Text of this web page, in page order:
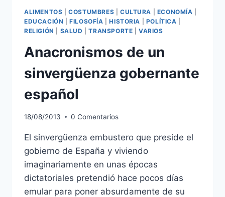
ALIMENTOS |COSTUMBRES CULTURA ECONOMÍA
EDUCACIÓN |FILOSOFÍA |HISTORIA POLÍTICA
RELIGIÓN
SALUD |TRANSPORTE |VARIOS
Anacronismos de un
sinvergüenza gobernante
español
18/08/2013 0 Comentarios
El sinvergüenza embustero que preside el
gobierno de España y viviendo
imaginariamente en unas épocas
dictatoriales pretendió hace pocos días
emular para poner absurdamente de su